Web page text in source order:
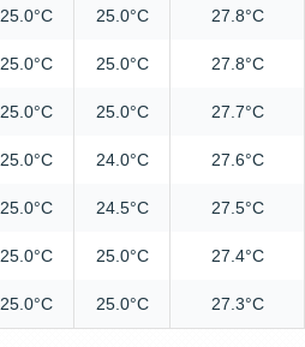
25.0°C 25.0°C 27.8°C
25.0°C 25.0°C 27.8°C
25.0°C 25.0°C 27.7°C
25.0°C 24.0°C 27.6°C
25.0°C 24.5°C 27.5°C
25.0°C 25.0°C 27.4°C
25.0°C 25.0°C 27.3°C